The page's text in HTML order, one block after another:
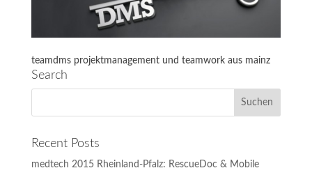
teamdms projektmanagement und teamwork aus mainz
Search
Recent Posts
medtech 2015 Rheinland-Pfalz: RescueDoc & Mobile